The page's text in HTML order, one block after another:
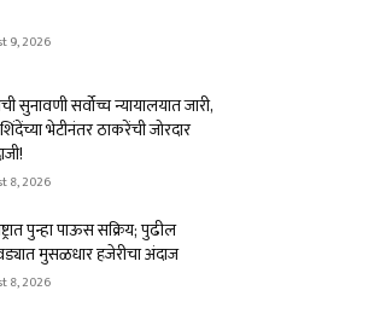
9, 2026
सुनावणी सर्वोच्च न्यायालयात जारी,
भेटीनंतर ठाकरेंची जोरदार
8, 2026
पुन्हा पाऊस सक्रिय; पुढील
मुसळधार हजेरीचा अंदाज
8, 2026